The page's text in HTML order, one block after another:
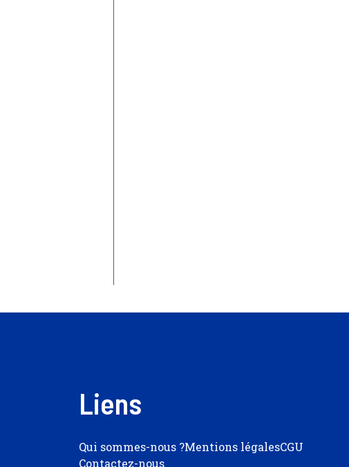
Liens
Qui sommes-nous ?Mentions légalesCGU
Contactez-nous